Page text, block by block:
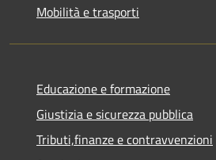
Mobilità e trasporti
Educazione e formazione
Giustizia e sicurezza pubblica
Tributi,finanze e contravvenzioni